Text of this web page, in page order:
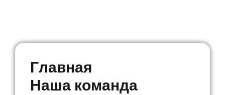
Главная
Главн ая
Наша команда